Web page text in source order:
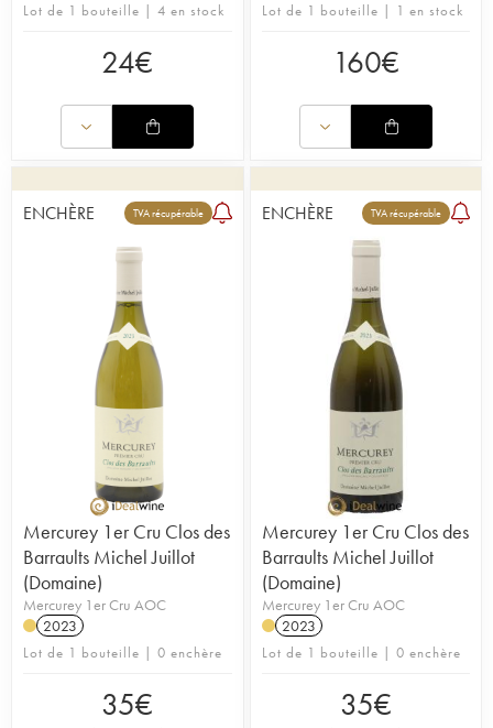
Lot de 1 bouteille | 4 en stock
24€
Lot de 1 bouteille | 1 en stock
160€
ENCHÈRE TVA récupérable
Mercurey 1er Cru Clos des
Barraults Michel Juillot
(Domaine)
Mercurey 1er Cru AOC
2023
Lot de 1 bouteille | 0 enchère
35€
ENCHÈRE TVA récupérable
Mercurey 1er Cru Clos des
Barraults Michel Juillot
(Domaine)
Mercurey 1er Cru AOC
2023
Lot de 1 bouteille | 0 enchère
35€